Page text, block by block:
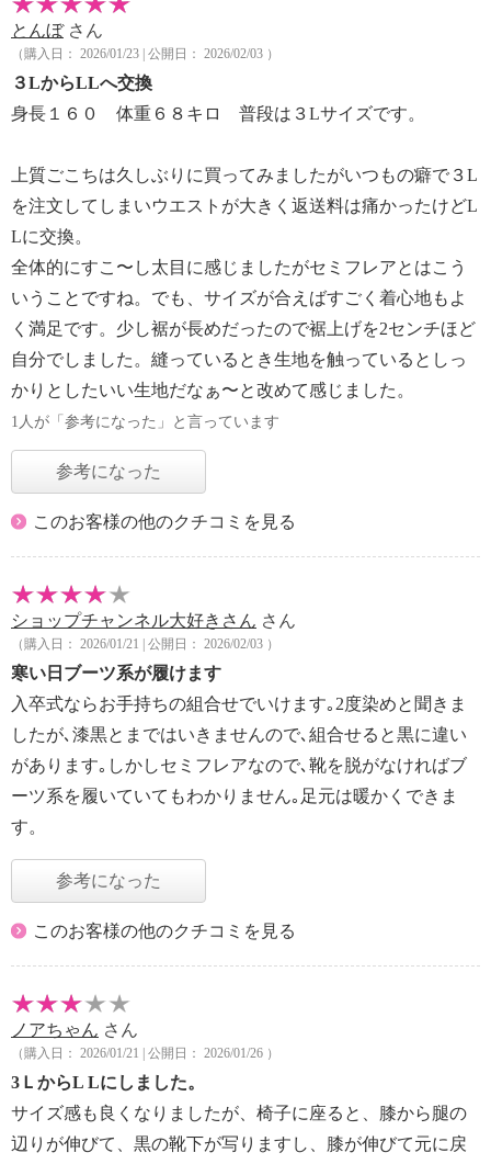
とんぼさん
（購入日： 2026/01/23 | 公開日： 2026/02/03 ）
３LからLLへ交換
身長１６０ 体重６８キロ 普段は３Lサイズです。
上質ごこちは久しぶりに買ってみましたがいつもの癖で３L
を注文してしまいウエストが大きく返送料は痛かったけどL
Lに交換。
全体的にすこ〜し太目に感じましたがセミフレアとはこう
いうことですね。でも、サイズが合えばすごく着心地もよ
く満足です。少し裾が長めだったので裾上げを2センチほど
自分でしました。縫っているとき生地を触っているとしっ
かりとしたいい生地だなぁ〜と改めて感じました。
1人が「参考になった」と言っています
参考になった
このお客様の他のクチコミを見る
ショップチャンネル大好きさん さん
（購入日： 2026/01/21 | 公開日： 2026/02/03 ）
寒い日ブーツ系が履けます
入卒式ならお手持ちの組合せでいけます｡2度染めと聞きま
したが､漆黒とまではいきませんので､組合せると黒に違い
があります｡しかしセミフレアなので､靴を脱がなければブ
ーツ系を履いていてもわかりません｡足元は暖かくできま
す。
参考になった
このお客様の他のクチコミを見る
ノアちゃん さん
（購入日： 2026/01/21 | 公開日： 2026/01/26 ）
3ＬからL Lにしました。
サイズ感も良くなりましたが、椅子に座ると、膝から腿の
辺りが伸びて、黒の靴下が写りますし、膝が伸びて元に戻